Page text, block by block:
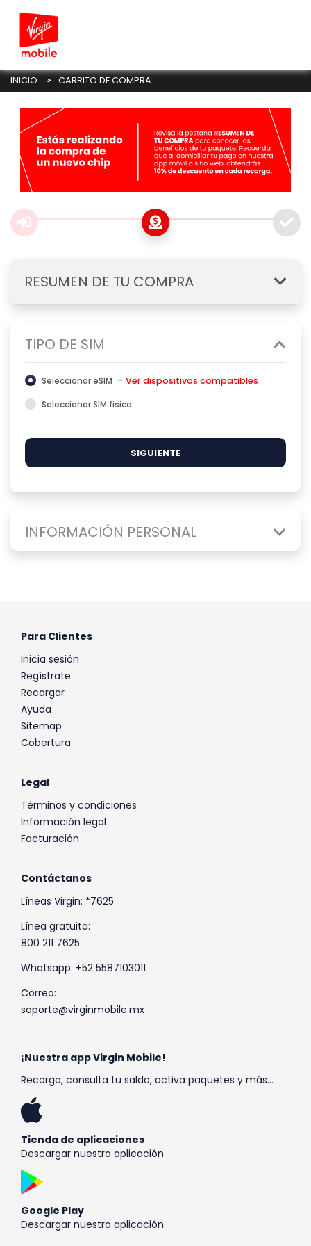
INICIO CARRITO DE COMPRA
TIPO DE SIM
Seleccionar eSIM -Ver dispositivos compatibles
Seleccionar SIM fisica
SIGUIENTE
INFORMACIÓN PERSONAL
RESUMEN DE TU COMPRA
Para Clientes
Inicia sesión
Regístrate
Recargar
Ayuda
Sitemap
Cobertura
Legal
Términos y condiciones
Información legal
Facturación
Contáctanos
Líneas Virgin: *7625
Línea gratuita:
800 211 7625
Whatsapp: +52 5587103011
Correo:
soporte@virginmobile.mx
¡Nuestra app Virgin Mobile!
Recarga, consulta tu saldo, activa paquetes y más…
Tienda de aplicaciones
Descargar nuestra aplicación
Google Play
Descargar nuestra aplicación